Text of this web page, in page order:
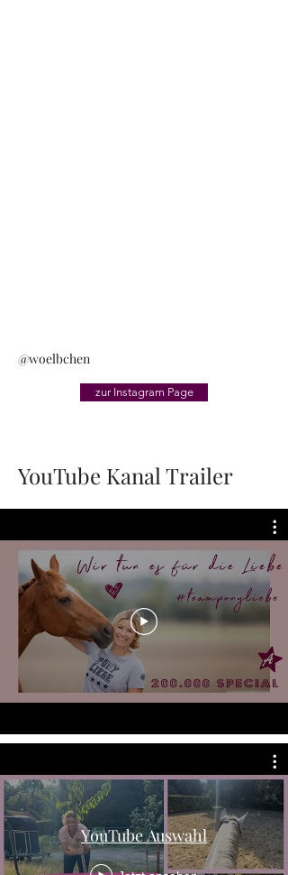
@woelbchen
zur Instagram Page
YouTube Kanal Trailer
YouTube Auswahl